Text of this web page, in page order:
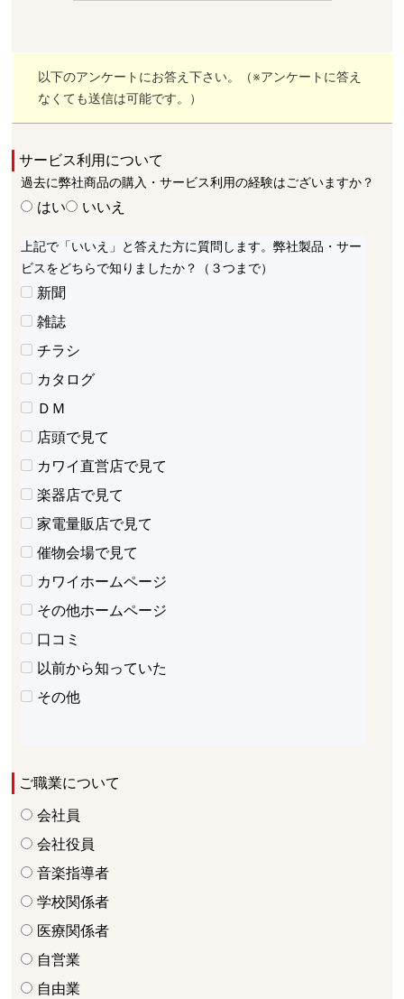
以下のアンケートにお答え下さい。（※アンケートに答え
なくても送信は可能です。）
サービス利用について
過去に弊社商品の購入・サービス利用の経験はございますか？
はい いいえ
上記で「いいえ」と答えた方に質問します。弊社製品・サー
ビスをどちらで知りましたか？（３つまで）
新聞
雑誌
チラシ
カタログ
ＤＭ
店頭で見て
カワイ直営店で見て
楽器店で見て
家電量販店で見て
催物会場で見て
カワイホームページ
その他ホームページ
口コミ
以前から知っていた
その他
ご職業について
会社員
会社役員
音楽指導者
学校関係者
医療関係者
自営業
自由業